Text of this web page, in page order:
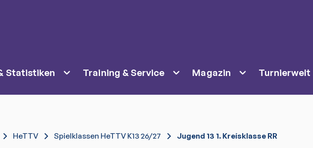
Statistiken Training & Service Magazin Turnierwelt
HeTTV Spielklassen HeTTV K13 26/27 Jugend 13 1. Kreisklasse RR